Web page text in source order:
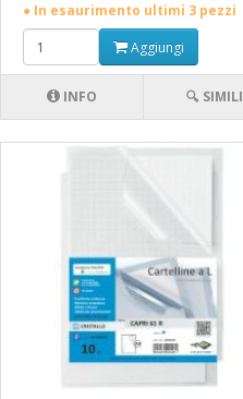
● In esaurimento ultimi 3 pezzi
Aggiungi
INFO 🔍 SIMILI